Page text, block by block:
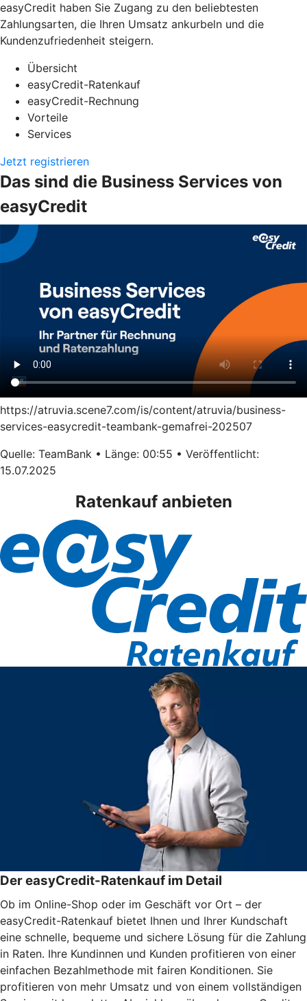
easyCredit haben Sie Zugang zu den beliebtesten
Zahlungsarten, die Ihren Umsatz ankurbeln und die
Kundenzufriedenheit steigern.
Übersicht
easyCredit-Ratenkauf
easyCredit-Rechnung
Vorteile
Services
Jetzt registrieren
Das sind die Business Services von
easyCredit
https://atruvia.scene7.com/is/content/atruvia/business-
services-easycredit-teambank-gemafrei-202507
Quelle: TeamBank • Länge: 00:55 • Veröffentlicht:
15.07.2025
Ratenkauf anbieten
Der easyCredit-Ratenkauf im Detail
Ob im Online-Shop oder im Geschäft vor Ort – der
easyCredit-Ratenkauf bietet Ihnen und Ihrer Kundschaft
eine schnelle, bequeme und sichere Lösung für die Zahlung
in Raten. Ihre Kundinnen und Kunden profitieren von einer
einfachen Bezahlmethode mit fairen Konditionen. Sie
profitieren von mehr Umsatz und von einem vollständigen